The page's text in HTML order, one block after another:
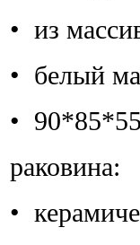
• из
• белый
• 90*85*55
раковина:
•